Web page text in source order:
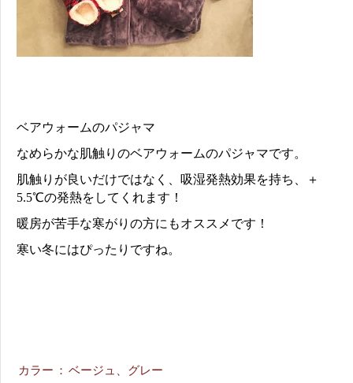
ベアウォームのパジャマ
なめらかな肌触りのベアウォームのパジャマです。
肌触りが良いだけではなく、吸湿発熱効果を持ち、＋
5.5℃の発熱をしてくれます！
暖房が苦手な寒がりの方にもオススメです！
寒い冬にはぴったりですね。
カラー ： ベージュ、グレー